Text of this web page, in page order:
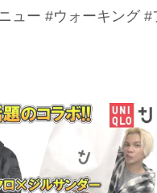
ュー #ウォーキング